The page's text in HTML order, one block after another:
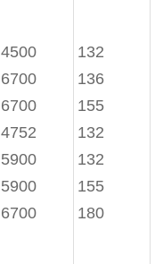
4500
6700
6700
4752
5900
5900
6700
132
136
155
132
132
155
180